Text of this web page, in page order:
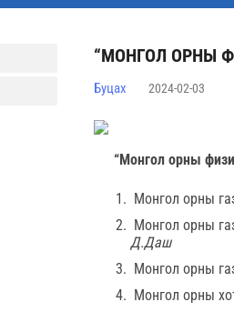
“МОНГОЛ ОРНЫ
Буцах 2024-02-03
“Монгол орны
Монгол орны
Монгол орны
Д.Даш
Монгол орны
Монгол орны